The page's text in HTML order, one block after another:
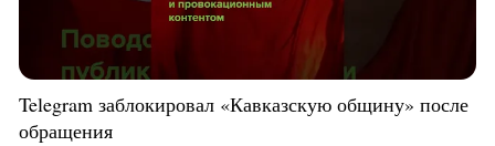
Telegram заблокировал «Кавказскую общину» после
обращения